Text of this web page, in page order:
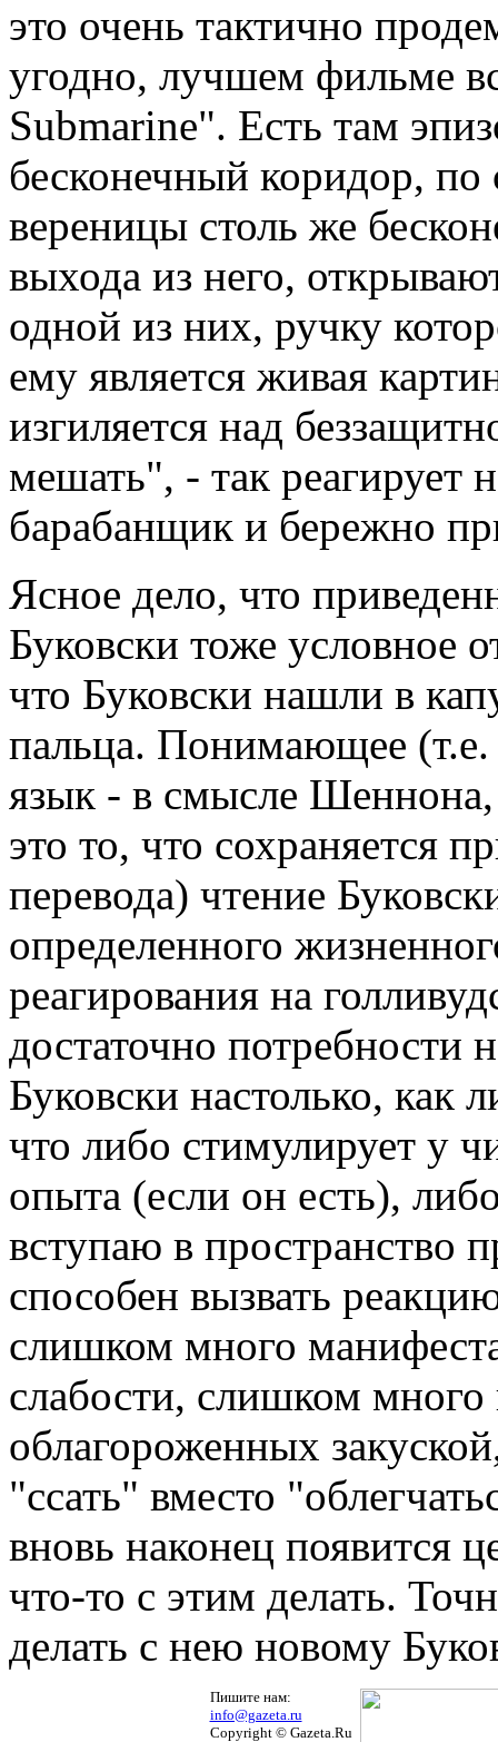
это очень тактично
угодно, лучшем фильме
Submarine". Есть там
бесконечный коридор, по
вереницы столь же
выхода из него,
одной из них, ручку
ему является живая
изгиляется над
мешать", - так реагирует
барабанщик и бережно
Ясное дело, что
Буковски тоже условное
что Буковски нашли в
пальца. Понимающее (т.е.
язык - в смысле Шеннона,
это то, что сохраняется
перевода) чтение
определенного
реагирования на
достаточно потребности
Буковски настолько, как
что либо стимулирует у
опыта (если он есть),
вступаю в пространство
способен вызвать
слишком много
слабости, слишком много
облагороженных
"ссать" вместо
вновь наконец появится
что-то с этим делать.
делать с нею новому
Пишите нам:
info@gazeta.ru
Copyright © Gazeta.Ru